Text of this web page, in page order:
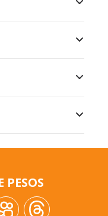
PESOS